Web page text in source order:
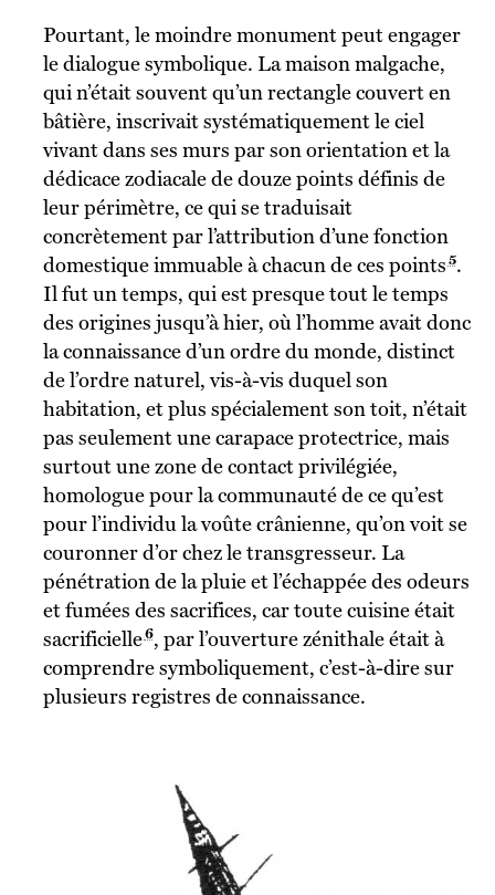
Pourtant, le moindre monument peut engager
le dialogue symbolique. La maison malgache,
qui n’était souvent qu’un rectangle couvert en
bâtière, inscrivait systématiquement le ciel
vivant dans ses murs par son orientation et la
dédicace zodiacale de douze points définis de
leur périmètre, ce qui se traduisait
concrètement par l’attribution d’une fonction
domestique immuable à chacun de ces points5.
Il fut un temps, qui est presque tout le temps
des origines jusqu’à hier, où l’homme avait donc
la connaissance d’un ordre du monde, distinct
de l’ordre naturel, vis-à-vis duquel son
habitation, et plus spécialement son toit, n’était
pas seulement une carapace protectrice, mais
surtout une zone de contact privilégiée,
homologue pour la communauté de ce qu’est
pour l’individu la voûte crânienne, qu’on voit se
couronner d’or chez le transgresseur. La
pénétration de la pluie et l’échappée des odeurs
et fumées des sacrifices, car toute cuisine était
sacrificielle6, par l’ouverture zénithale était à
comprendre symboliquement, c’est-à-dire sur
plusieurs registres de connaissance.